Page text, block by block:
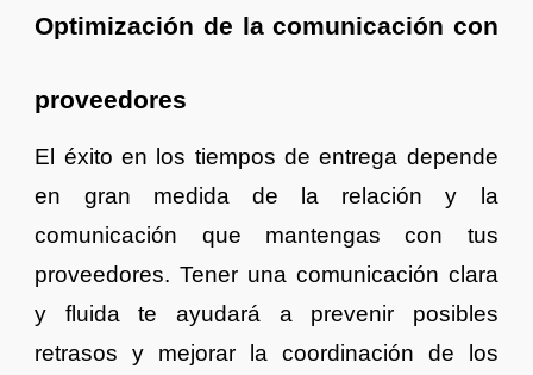
Optimización de la comunicación con
proveedores
El éxito en los tiempos de entrega depende
en gran medida de la relación y la
comunicación que mantengas con tus
proveedores. Tener una comunicación clara
y fluida te ayudará a prevenir posibles
retrasos y mejorar la coordinación de los